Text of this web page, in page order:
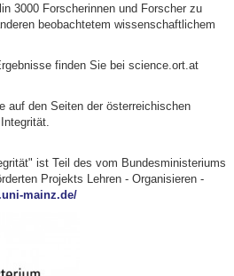
3000 Forscherinnen und Forscher zu
beobachtetem wissenschaftlichem
finden Sie bei science.ort.at
auf den Seiten der österreichischen
ist Teil des vom Bundesministeriums
Projekts Lehren - Organisieren -
mainz.de/